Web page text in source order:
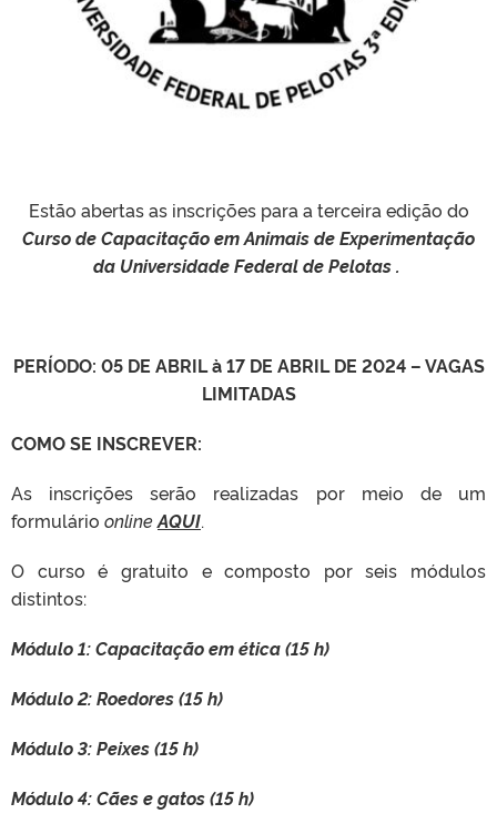
Estão abertas as inscrições para a terceira edição do
Curso de Capacitação em Animais de Experimentação
da Universidade Federal de Pelotas .
PERÍODO: 05 DE ABRIL à 17 DE ABRIL DE 2024 – VAGAS
LIMITADAS
COMO SE INSCREVER:
As inscrições serão realizadas por meio de um
formulário onlineAQUI.
O curso é gratuito e composto por seis módulos
distintos:
Módulo 1: Capacitação em ética (15 h)
Módulo 2: Roedores (15 h)
Módulo 3: Peixes (15 h)
Módulo 4: Cães e gatos (15 h)